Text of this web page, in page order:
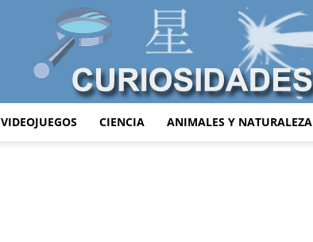
VIDEOJUEGOS CIENCIA ANIMALES Y NATURALEZA